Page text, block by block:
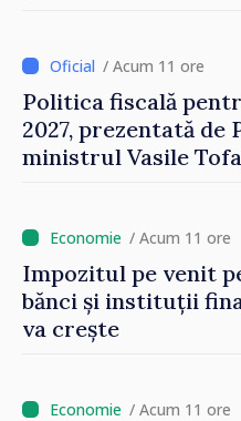
/ Acum 11 ore
Politica fiscală
2027, prezentată de
ministrul Vasile
taxare mai echitabilă
/ Acum 11 ore
Impozitul pe venit
bănci și instituții
va crește
/ Acum 11 ore